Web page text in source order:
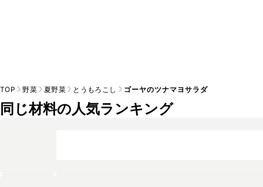
TOP 野菜 夏野菜 とうもろこし ゴーヤのツナマヨサラダ
同じ材料の人気ランキング